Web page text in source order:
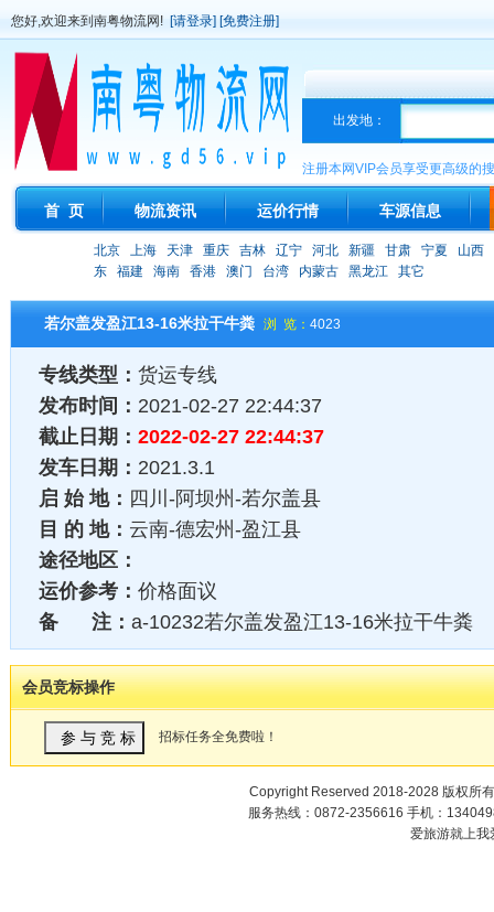
您好,欢迎来到南粤物流网! [请登录] [免费注册]
出发地：
注册本网VIP会员享受更高级的
首 页 物流资讯 运价行情 车源信息
北京 上海 天津 重庆 吉林 辽宁 河北 新疆 甘肃 宁夏
山西
东
福建 海南 香港 澳门 台湾 内蒙古 黑龙江 其它
若尔盖发盈江13-16米拉干牛粪 浏 览： 4023
专线类型： 货运专线
发布时间： 2021-02-27 22:44:37
截止日期： 2022-02-27 22:44:37
发车日期： 2021.3.1
启 始 地： 四川-阿坝州-若尔盖县
目 的 地： 云南-德宏州-盈江县
途径地区：
运价参考： 价格面议
备 注： a-10232若尔盖发盈江13-16米拉干牛粪
会员竞标操作
招标任务全免费啦！
Copyright Reserved 2018-2028 版权所
服务热线：0872-2356616 手机：
爱旅游就上我